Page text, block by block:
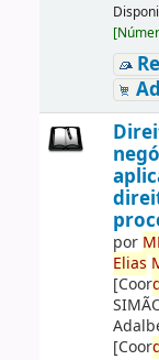
[
por
Elias
[Coor
[Coor